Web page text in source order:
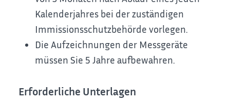
Kalenderjahres bei der zuständigen
Immissionsschutzbehörde vorlegen.
Die Aufzeichnungen der Messgeräte
müssen Sie 5 Jahre aufbewahren.
Erforderliche Unterlagen